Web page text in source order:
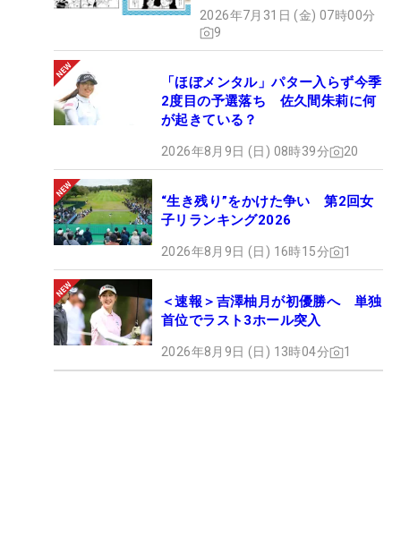
2026年7月31日 (金) 07時00分
9
「ほぼメンタル」パター入らず今季
2度目の予選落ち 佐久間朱莉に何
が起きている？
2026年8月9日 (日) 08時39分 20
“生き残り”をかけた争い 第2回女
子リランキング2026
2026年8月9日 (日) 16時15分 1
＜速報＞吉澤柚月が初優勝へ 単独
首位でラスト3ホール突入
2026年8月9日 (日) 13時04分 1